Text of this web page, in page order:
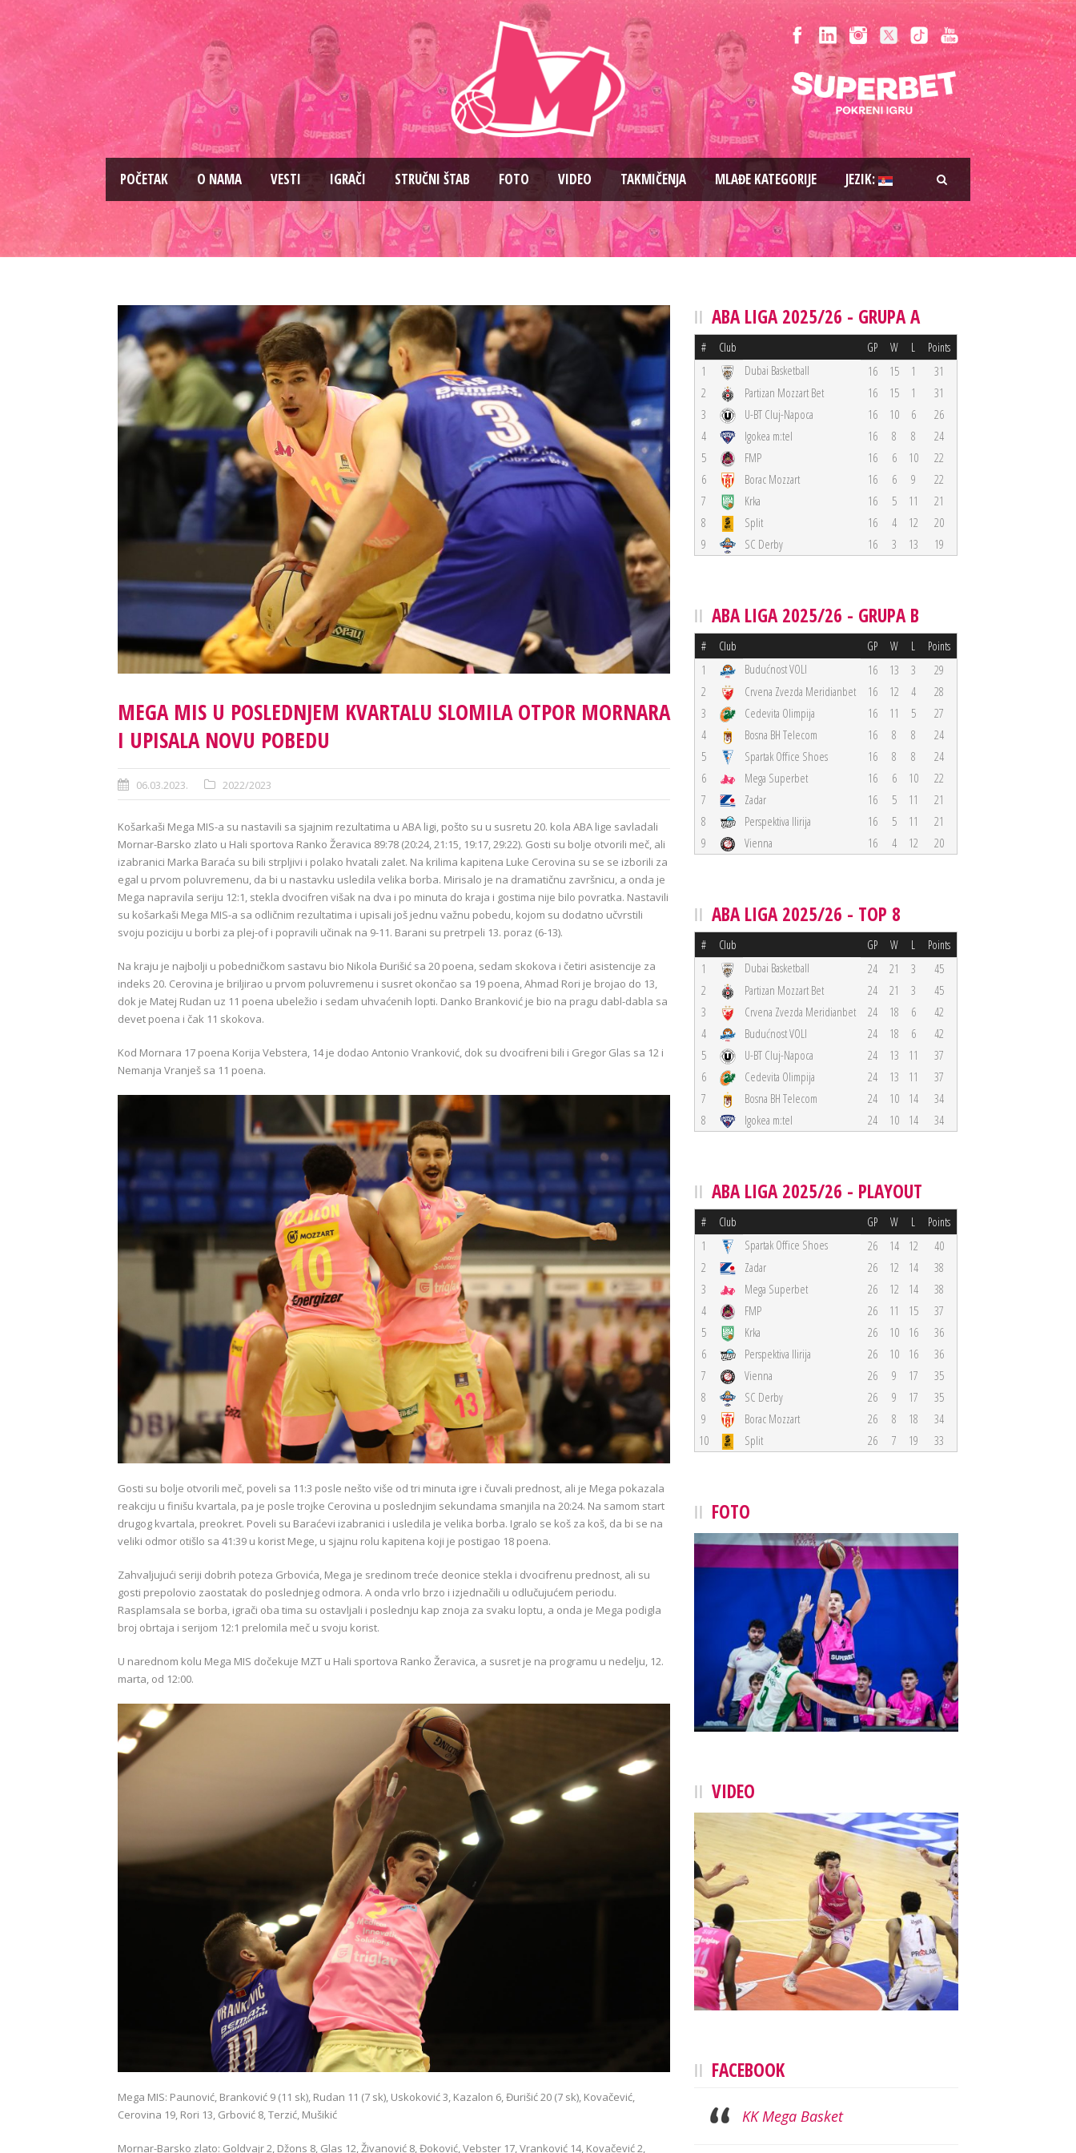
PОČETAK O NAMA VESTI IGRAČI STRUČNI ŠTAB FOTO VIDEO TAKMIČENJA MLAĐE KATEGORIJE JEZIK:
MEGA MIS U POSLEDNJEM KVARTALU SLOMILA OTPOR MORNARA
I UPISALA NOVU POBEDU
06.03.2023. 2022/2023
Košarkaši Mega MIS-a su nastavili sa sjajnim rezultatima u ABA ligi, pošto su u susretu 20. kola ABA lige savladali
Mornar-Barsko zlato u Hali sportova Ranko Žeravica 89:78 (20:24, 21:15, 19:17, 29:22). Gosti su bolje otvorili meč, ali
izabranici Marka Baraća su bili strpljivi i polako hvatali zalet. Na krilima kapitena Luke Cerovina su se se izborili za
egal u prvom poluvremenu, da bi u nastavku usledila velika borba. Mirisalo je na dramatičnu završnicu, a onda je
Mega napravila seriju 12:1, stekla dvocifren višak na dva i po minuta do kraja i gostima nije bilo povratka. Nastavili
su košarkaši Mega MIS-a sa odličnim rezultatima i upisali još jednu važnu pobedu, kojom su dodatno učvrstili
svoju poziciju u borbi za plej-of i popravili učinak na 9-11. Barani su pretrpeli 13. poraz (6-13).
Na kraju je najbolji u pobedničkom sastavu bio Nikola Đurišić sa 20 poena, sedam skokova i četiri asistencije za
indeks 20. Cerovina je briljirao u prvom poluvremenu i susret okončao sa 19 poena, Ahmad Rori je brojao do 13,
dok je Matej Rudan uz 11 poena ubeležio i sedam uhvaćenih lopti. Danko Branković je bio na pragu dabl-dabla sa
devet poena i čak 11 skokova.
Kod Mornara 17 poena Korija Vebstera, 14 je dodao Antonio Vranković, dok su dvocifreni bili i Gregor Glas sa 12 i
Nemanja Vranješ sa 11 poena.
Gosti su bolje otvorili meč, poveli sa 11:3 posle nešto više od tri minuta igre i čuvali prednost, ali je Mega pokazala
reakciju u finišu kvartala, pa je posle trojke Cerovina u poslednjim sekundama smanjila na 20:24. Na samom start
drugog kvartala, preokret. Poveli su Baraćevi izabranici i usledila je velika borba. Igralo se koš za koš, da bi se na
veliki odmor otišlo sa 41:39 u korist Mege, u sjajnu rolu kapitena koji je postigao 18 poena.
Zahvaljujući seriji dobrih poteza Grbovića, Mega je sredinom treće deonice stekla i dvocifrenu prednost, ali su
gosti prepolovio zaostatak do poslednjeg odmora. A onda vrlo brzo i izjednačili u odlučujućem periodu.
Rasplamsala se borba, igrači oba tima su ostavljali i poslednju kap znoja za svaku loptu, a onda je Mega podigla
broj obrtaja i serijom 12:1 prelomila meč u svoju korist.
U narednom kolu Mega MIS dočekuje MZT u Hali sportova Ranko Žeravica, a susret je na programu u nedelju, 12.
marta, od 12:00.
Mega MIS: Paunović, Branković 9 (11 sk), Rudan 11 (7 sk), Uskoković 3, Kazalon 6, Đurišić 20 (7 sk), Kovačević,
Cerovina 19, Rori 13, Grbović 8, Terzić, Mušikić
Mornar-Barsko zlato: Goldvajr 2, Džons 8, Glas 12, Živanović 8, Đoković, Vebster 17, Vranković 14, Kovačević 2,
ABA LIGA 2025/26 - GRUPA A
# Club GP W L Points
1 Dubai Basketball 16 15 1
31
2
Partizan Mozzart Bet 16 15 1
31
3
U-BT Cluj-Napoca 16 10 6
26
4
Igokea m:tel 16 8 8
24
5
FMP 16 6 10
22
6
Borac Mozzart 16 6 9
22
7
Krka 16 5 11
21
8
Split 16 4 12
20
9
SC Derby 16 3 13 19
ABA LIGA 2025/26 - GRUPA B
# Club GP W L Points
1 Budućnost VOLI 16 13 3
29
2
Crvena Zvezda Meridianbet 16 12 4
28
3
Cedevita Olimpija 16 11 5
27
4
Bosna BH Telecom 16 8 8
24
5
Spartak Office Shoes 16 8 8
24
6
Mega Superbet 16 6 10
22
7
Zadar 16 5 11
21
8
Perspektiva Ilirija 16 5 11
21
9
Vienna 16 4 12 20
ABA LIGA 2025/26 - TOP 8
# Club GP W L Points
1 Dubai Basketball 24 21 3
45
2
Partizan Mozzart Bet 24 21 3
45
3
Crvena Zvezda Meridianbet 24 18 6
42
4
Budućnost VOLI 24 18 6
42
5
U-BT Cluj-Napoca 24 13 11
37
6
Cedevita Olimpija 24 13 11
37
7
Bosna BH Telecom 24 10 14
34
8
Igokea m:tel 24 10 14 34
ABA LIGA 2025/26 - PLAYOUT
# Club GP W L Points
1 Spartak Office Shoes 26 14 12
40
2
Zadar 26 12 14
38
3
Mega Superbet 26 12 14
38
4
FMP 26 11 15
37
5
Krka 26 10 16
36
6
Perspektiva Ilirija 26 10 16
36
7
Vienna 26 9 17
35
8
SC Derby 26 9 17
35
9
Borac Mozzart 26 8 18
34
10
Split 26 7 19 33
FOTO
VIDEO
FACEBOOK
KK Mega Basket